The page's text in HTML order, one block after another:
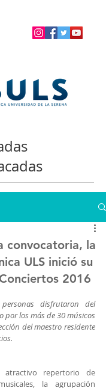
convocatoria, la
ULS inició su
2016
disfrutaron del
los más de 30 músicos
del maestro residente
repertorio de
la agrupación